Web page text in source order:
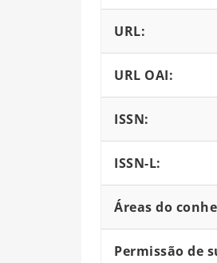
URL:
URL OAI:
ISSN:
ISSN-L:
Áreas do
Permissão de